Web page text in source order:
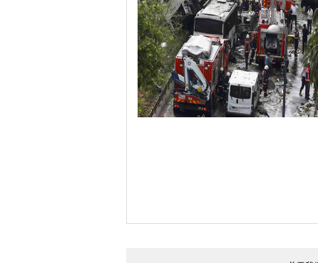
哈里与梅根亮相都柏林街头接受民众欢迎